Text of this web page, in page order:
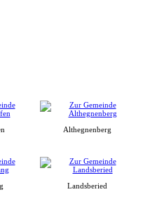
Althegnenberg
Landsberied